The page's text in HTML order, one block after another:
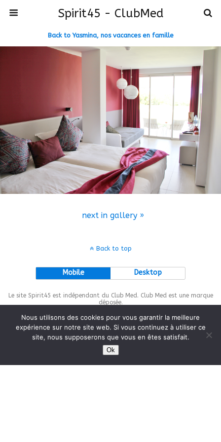
Spirit45 - ClubMed
Back to Yasmina, nos vacances en famille
next in gallery »
Back to top
Mobile Desktop
Le site Spirit45 est indépendant du Club Med. Club Med est une marque
déposée.
This site is protected bywp-copyrightpro.com
Nous utilisons des cookies pour vous garantir la meilleure
expérience sur notre site web. Si vous continuez à utiliser ce
site, nous supposerons que vous en êtes satisfait.
Ok